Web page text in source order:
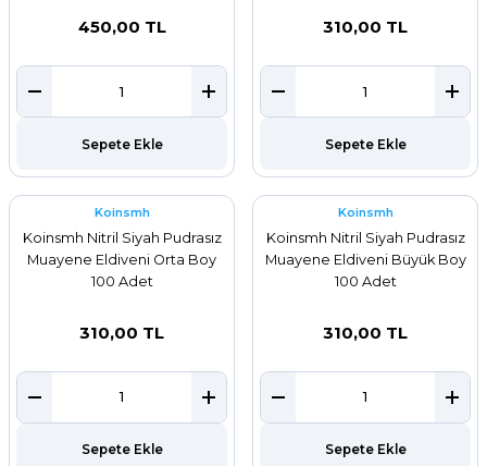
450,00 TL
Sepete Ekle
310,00 TL
Sepete Ekle
Koinsmh
Koinsmh Nitril Siyah Pudrasız
Muayene Eldiveni Orta Boy
100 Adet
310,00 TL
Sepete Ekle
Koinsmh
Koinsmh Nitril Siyah Pudrasız
Muayene Eldiveni Büyük Boy
100 Adet
310,00 TL
Sepete Ekle